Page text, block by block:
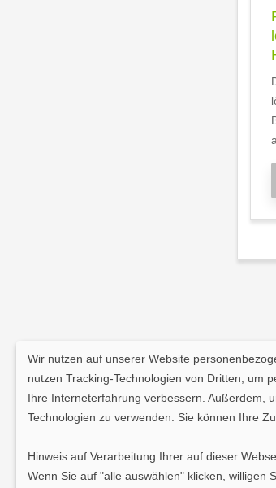
Wir nutzen auf unserer Website
nutzen Tracking-Technologien von Dritten, um
Ihre Interneterfahrung verbessern. Außerdem,
Technologien zu verwenden. Sie können Ihre
Hinweis auf Verarbeitung Ihrer auf dieser
Wenn Sie auf "alle auswählen" klicken, willigen